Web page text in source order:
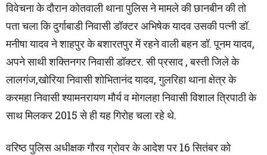
विवेचना के दौरान कोतवाली थाना पुलिस ने मामले की छानबीन की तो
पता चला कि दुर्गाबाडी निवासी डॉक्टर अभिषेक यादव उसकी पत्नी डॉ.
मनीषा यादव ने शाहपुर के बशारतपुर में रहने वाली बहन डॉ. पूनम यादव,
अपने साथी शक्तिनगर निवासी डॉक्टर. सी प्रसाद , बस्ती जिले के
लालगंज,खोरिया निवासी शोभितानंद यादव, गुलरिहा थाना क्षेत्र के
करमहा निवासी श्यामनरायण मौर्य व मोगलहा निवासी विशाल त्रिपाठी के
साथ मिलकर 2015 से ही यह गिरोह चला रहे थे.
वरिष्ठ पुलिस अधीक्षक गौरव ग्रोवर के आदेश पर 16 सितंबर को